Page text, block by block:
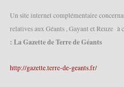
Un site internet complémentaire
relatives aux Géants , Gayant et Reuze à
: La Gazette de Terre de Géants
http://gazette.terre-de-geants.fr/